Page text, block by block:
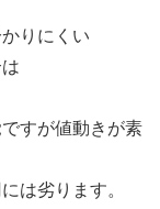
りにくい
すが値動きが素
は劣ります。